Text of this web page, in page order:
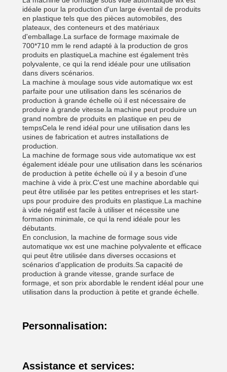
idéale pour la production d'un large éventail de produits
en plastique tels que des pièces automobiles, des
plateaux, des conteneurs et des matériaux
d'emballage.La surface de formage maximale de
700*710 mm le rend adapté à la production de gros
produits en plastiqueLa machine est également très
polyvalente, ce qui la rend idéale pour une utilisation
dans divers scénarios.
La machine à moulage sous vide automatique wx est
parfaite pour une utilisation dans les scénarios de
production à grande échelle où il est nécessaire de
produire à grande vitesse.la machine peut produire un
grand nombre de produits en plastique en peu de
tempsCela le rend idéal pour une utilisation dans les
usines de fabrication et autres installations de
production.
La machine de formage sous vide automatique wx est
également idéale pour une utilisation dans les scénarios
de production à petite échelle où il y a besoin d'une
machine à vide à prix.C'est une machine abordable qui
peut être utilisée par les petites entreprises et les start-
ups pour produire des produits en plastique.La machine
à vide négatif est facile à utiliser et nécessite une
formation minimale, ce qui la rend idéale pour les
débutants.
En conclusion, la machine de formage sous vide
automatique wx est une machine polyvalente et efficace
qui peut être utilisée dans diverses occasions et
scénarios d'application de produits.Sa capacité de
production à grande vitesse, grande surface de
formage, et son prix abordable le rendent idéal pour une
utilisation dans la production à petite et grande échelle.
Personnalisation:
Assistance et services: